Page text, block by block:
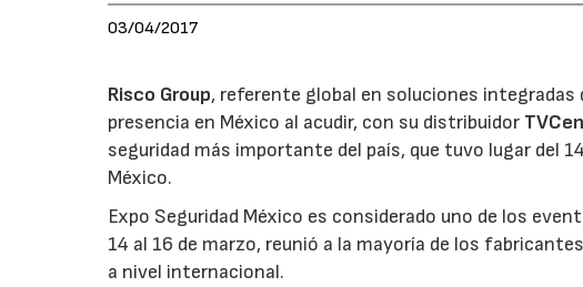
03/04/2017
Risco Group, referente global en soluciones
presencia en México al acudir, con su distribuidor
seguridad más importante del país, que tuvo lugar del
México.
Expo Seguridad México es considerado uno de los
14 al 16 de marzo, reunió a la mayoría de los
a nivel internacional.